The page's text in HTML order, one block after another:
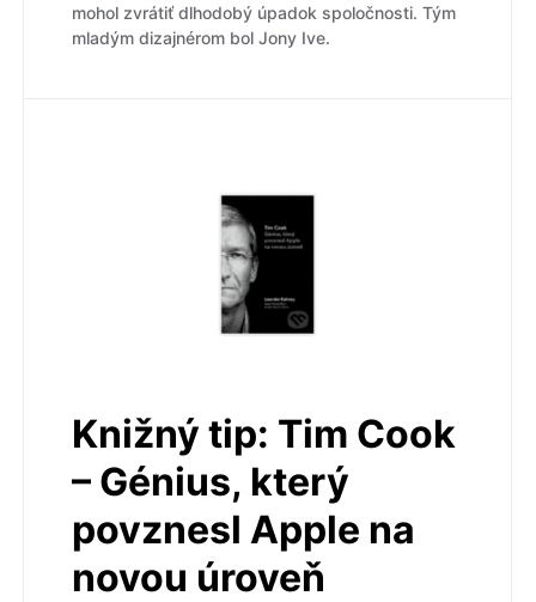
mohol zvrátiť dlhodobý úpadok spoločnosti. Tým
mladým dizajnérom bol Jony Ive.
Knižný tip: Tim Cook
– Génius, který
povznesl Apple na
novou úroveň